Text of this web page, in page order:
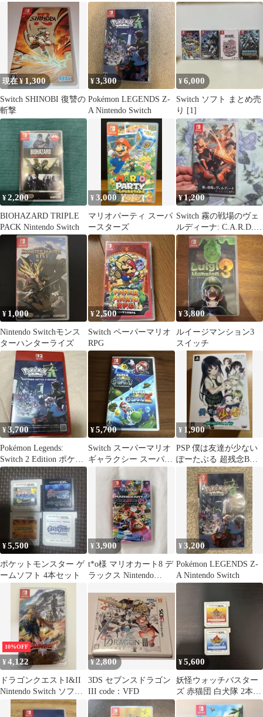
現在 ¥1,300
Switch SHINOBI 復讐の
斬撃
¥3,300
Pokémon LEGENDS Z-
A Nintendo Switch
¥6,000
Switch ソフト まとめ売
り [1]
¥2,200
BIOHAZARD TRIPLE
PACK Nintendo Switch
¥3,000
マリオパーティ スーパ
ースターズ
¥1,200
Switch 霧の戦場のヴェ
ルディーナ: C.A.R.D.S.
RPG
¥ 1,000
Nintendo Switchモンス
ターハンターライズ
¥2,500
Switch ペーパーマリオ
RPG
¥3,800
ルイージマンション3
スイッチ
¥3,700
Pokémon Legends:
Switch 2 Edition ポケモ
ンza
¥5,700
Switch スーパーマリオ
ギャラクシー スーパー
マリオギャラクシー2
¥ 1,900
PSP 僕は友達が少ない
ぽーたぶる 超残念BOX
付属品完品
¥5,500
ポケットモンスター ゲ
ームソフト 4本セット
¥3,900
t*o様 マリオカート8 デ
ラックス Nintendo
¥3,200
Pokémon LEGENDS Z-
A Nintendo Switch
10%OFF
¥4,122
ドラゴンクエストI&II
Nintendo Switch ソフ
ト 動作確認済み
¥ 2,800
3DS セブンスドラゴン
III code：VFD
¥5,600
妖怪ウォッチバスター
ズ 赤猫団 白犬隊 2本セ
ット 3DS